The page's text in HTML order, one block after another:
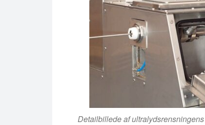
Detailbillede af